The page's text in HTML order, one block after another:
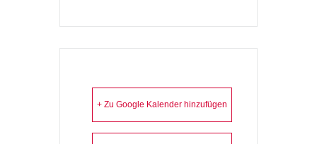
+ Zu Google Kalender hinzufügen